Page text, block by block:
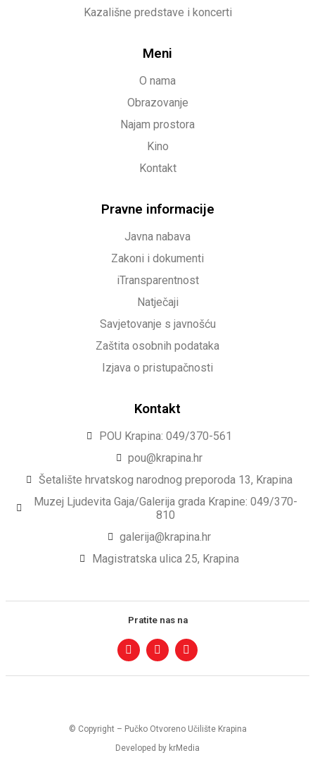
Kazališne predstave i koncerti
Meni
O nama
Obrazovanje
Najam prostora
Kino
Kontakt
Pravne informacije
Javna nabava
Zakoni i dokumenti
iTransparentnost
Natječaji
Savjetovanje s javnošću
Zaštita osobnih podataka
Izjava o pristupačnosti
Kontakt
POU Krapina: 049/370-561
pou@krapina.hr
Šetalište hrvatskog narodnog preporoda 13, Krapina
Muzej Ljudevita Gaja/Galerija grada Krapine: 049/370-
810
galerija@krapina.hr
Magistratska ulica 25, Krapina
Pratite nas na
© Copyright – Pučko Otvoreno Učilište Krapina
Developed by krMedia